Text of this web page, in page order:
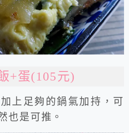
+蛋(105元)
上足夠的鍋氣加持，可
也是可推。